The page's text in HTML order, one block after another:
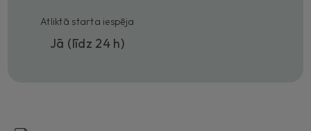
Atliktā starta iespēja
Jā (līdz 24 h)